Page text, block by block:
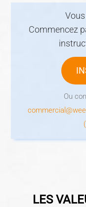
Commencez
Ou
LES